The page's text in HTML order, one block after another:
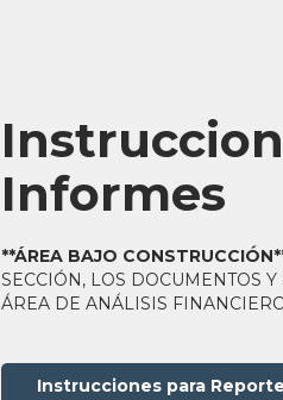
Informes
**ÁREA BAJO
SECCIÓN, LOS DOCUMENTOS
ÁREA DE ANÁLISIS
Instrucciones para